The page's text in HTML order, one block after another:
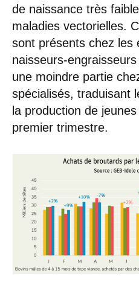
de naissance très
maladies vectorielles.
sont présents chez les
naisseurs-
une moindre partie
spécialisés, traduisant
la production de
premier trimestre.